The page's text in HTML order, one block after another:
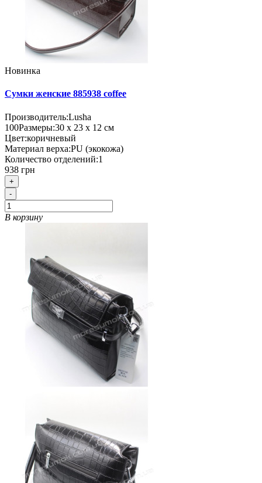
Новинка
Сумки женские 885938 coffee
Производитель:Lusha
100Размеры:30 х 23 х 12 см
Цвет:коричневый
Материал верха:PU (экокожа)
Количество отделений:1
938 грн
+
-
В корзину